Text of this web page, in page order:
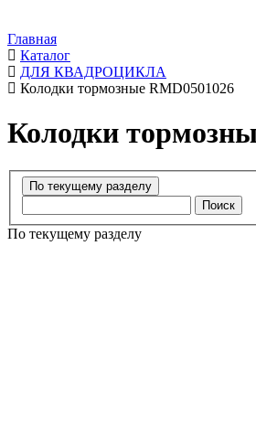
Главная
Каталог
ДЛЯ КВАДРОЦИКЛА
Колодки тормозные RMD0501026
Колодки
Поиск
По текущему разделу